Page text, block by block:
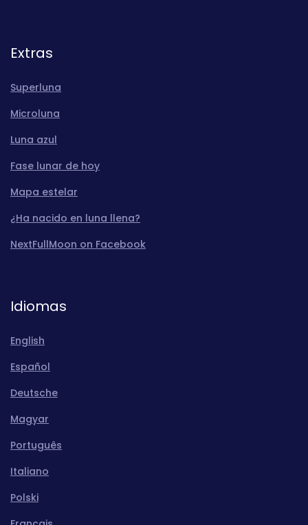
Extras
Superluna
Microluna
Luna azul
Fase lunar de hoy
Mapa estelar
¿Ha nacido en luna llena?
NextFullMoon on Facebook
Idiomas
English
Español
Deutsche
Magyar
Português
Italiano
Polski